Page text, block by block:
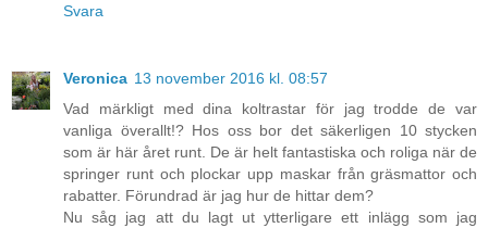
Svara
Veronica 13 november 2016 kl. 08:57
Vad märkligt med dina koltrastar för jag trodde de var
vanliga överallt!? Hos oss bor det säkerligen 10 stycken
som är här året runt. De är helt fantastiska och roliga när de
springer runt och plockar upp maskar från gräsmattor och
rabatter. Förundrad är jag hur de hittar dem?
Nu såg jag att du lagt ut ytterligare ett inlägg som jag